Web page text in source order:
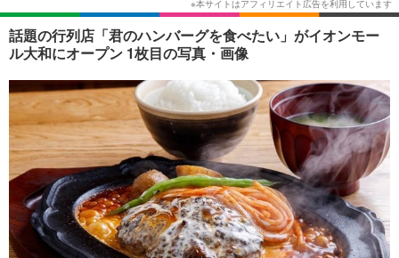
ショッピング その他
話題の行列店「君のハンバーグを食べたい」がイオンモー
ル大和にオープン 1枚目の写真・画像